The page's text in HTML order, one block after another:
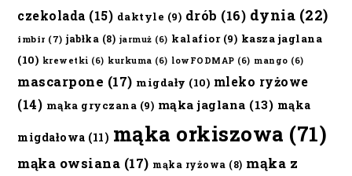
czekolada (15) daktyle (9) drób (16) dynia (22)
imbir (7) jabłka (8) jarmuż (6) kalafior(9) kasza jaglana
(10) krewetki (6) kurkuma (6) lowFODMAP (6) mango (6)
mascarpone (17) migdały (10) mleko ryżowe
(14) mąka gryczana (9) mąka jaglana (13) mąka
migdałowa (11) mąka orkiszowa (71)
mąka owsiana (17) mąka ryżowa (8) mąka z